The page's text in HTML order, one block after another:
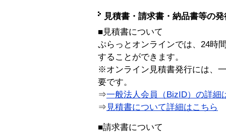
見積書・請求書・納品書等の
■見積書について
ぷらっとオンラインでは、24時
することができます。
※オンライン見積書発行には、
要です。
⇒一般法人会員（BizID）の詳細
⇒ 見積書について詳細はこちら
■請求書について